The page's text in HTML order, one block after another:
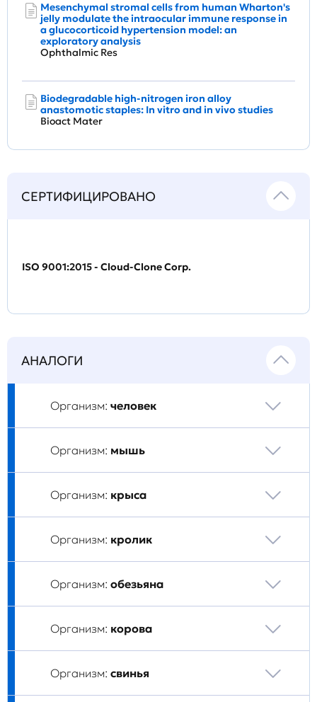
Mesenchymal stromal cells from human Wharton's
jelly modulate the intraocular immune response in
a glucocorticoid hypertension model: an
exploratory analysis
Ophthalmic Res
Biodegradable high-nitrogen iron alloy
anastomotic staples: In vitro and in vivo studies
Bioact Mater
СЕРТИФИЦИРОВАНО
ISO 9001:2015 - Cloud-Clone Corp.
АНАЛОГИ
Организм: человек
Организм: мышь
Организм: крыса
Организм: кролик
Организм: обезьяна
Организм: корова
Организм: свинья